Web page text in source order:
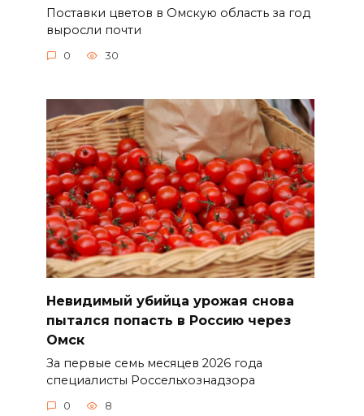
Поставки цветов в Омскую область за год
выросли почти
0 30
Невидимый убийца урожая снова
пытался попасть в Россию через
Омск
За первые семь месяцев 2026 года
специалисты Россельхознадзора
0 8